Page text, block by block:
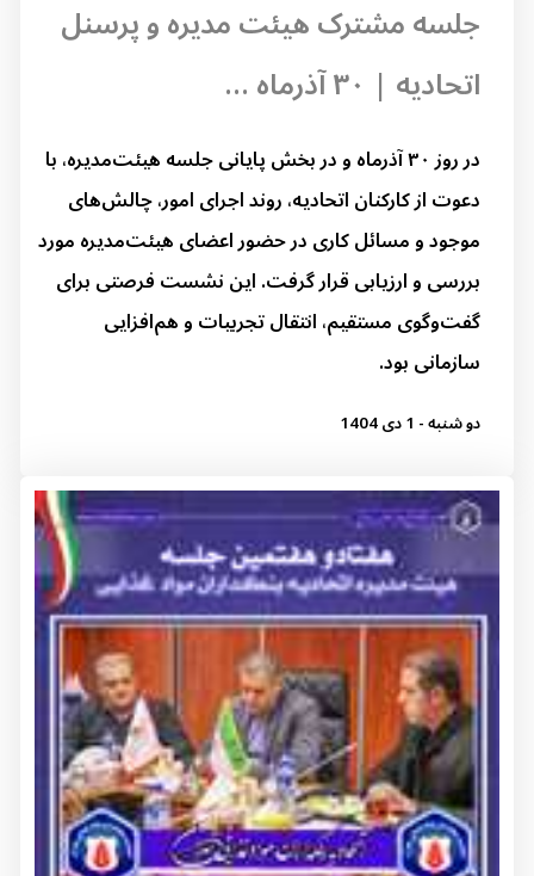
جلسه مشترک هیئت مدیره و پرسنل
اتحادیه | ۳۰ آذرماه ...
در روز ۳۰ آذرماه و در بخش پایانی جلسه هیئت‌مدیره، با
دعوت از کارکنان اتحادیه، روند اجرای امور، چالش‌های
موجود و مسائل کاری در حضور اعضای هیئت‌مدیره مورد
بررسی و ارزیابی قرار گرفت. این نشست فرصتی برای
گفت‌وگوی مستقیم، انتقال تجربیات و هم‌افزایی
سازمانی بود.
دو شنبه - 1 دی 1404